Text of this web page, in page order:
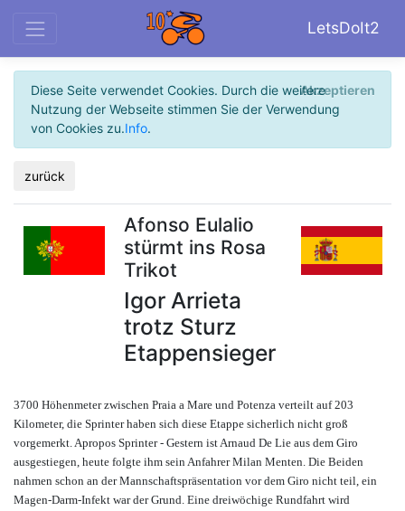
LetsDoIt2
Diese Seite verwendet Cookies. Durch die weitere
Nutzung der Webseite stimmen Sie der Verwendung
von Cookies zu.Info.
Akzeptieren
zurück
Afonso Eulalio
stürmt ins Rosa
Trikot
Igor Arrieta
trotz Sturz
Etappensieger
3700 Höhenmeter zwischen Praia a Mare und Potenza verteilt auf 203
Kilometer, die Sprinter haben sich diese Etappe sicherlich nicht groß
vorgemerkt. Apropos Sprinter - Gestern ist Arnaud De Lie aus dem Giro
ausgestiegen, heute folgte ihm sein Anfahrer Milan Menten. Die Beiden
nahmen schon an der Mannschaftspräsentation vor dem Giro nicht teil, ein
Magen-Darm-Infekt war der Grund. Eine dreiwöchige Rundfahrt wird